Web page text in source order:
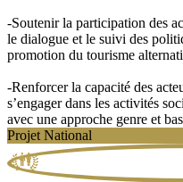
-Soutenir la participation des
le dialogue et le suivi des
promotion du tourisme
-Renforcer la capacité des
s’engager dans les activités
avec une approche genre et
Projet National